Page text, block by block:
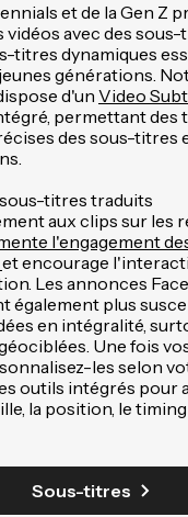
et de la Gen Z
vidéos avec des sous-
titres dynamiques
générations.
d'un Video
permettant des
des sous-titres
titres traduits
aux clips sur les
l'engagement
et encourage
Les annonces
également plus
en intégralité,
Une fois
les selon
outils intégrés pour
la position, le
Sous-titres